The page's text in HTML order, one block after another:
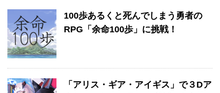
100歩あるくと死んでしまう勇者の
RPG「余命100歩」に挑戦！
「アリス・ギア・アイギス」で３Dア